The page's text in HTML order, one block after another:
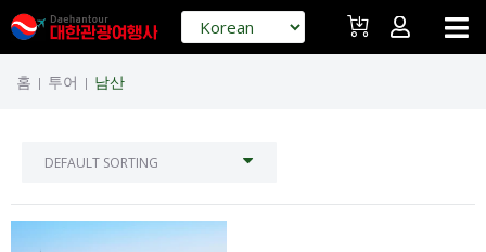
홈 | 투어 | 남산